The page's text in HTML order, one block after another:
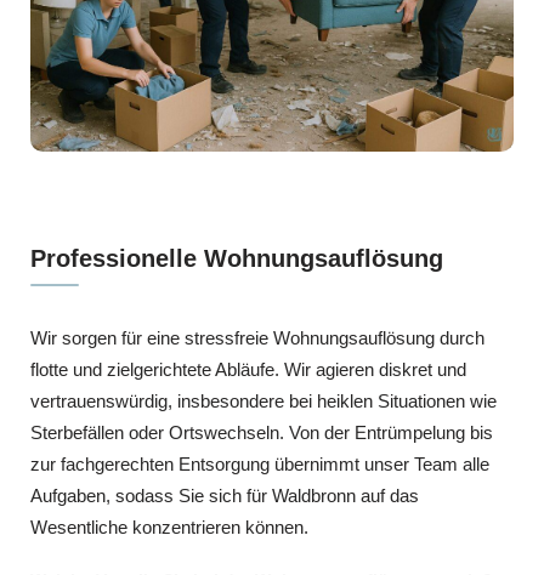
Professionelle Wohnungsauflösung
Wir sorgen für eine stressfreie Wohnungsauflösung durch
flotte und zielgerichtete Abläufe. Wir agieren diskret und
vertrauenswürdig, insbesondere bei heiklen Situationen wie
Sterbefällen oder Ortswechseln. Von der Entrümpelung bis
zur fachgerechten Entsorgung übernimmt unser Team alle
Aufgaben, sodass Sie sich für Waldbronn auf das
Wesentliche konzentrieren können.